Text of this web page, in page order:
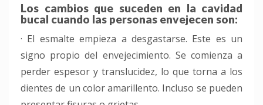
Los cambios que suceden en la cavidad
bucal cuando las personas envejecen son:
· El esmalte empieza a desgastarse. Este es un
signo propio del envejecimiento. Se comienza a
perder espesor y translucidez, lo que torna a los
dientes de un color amarillento. Incluso se pueden